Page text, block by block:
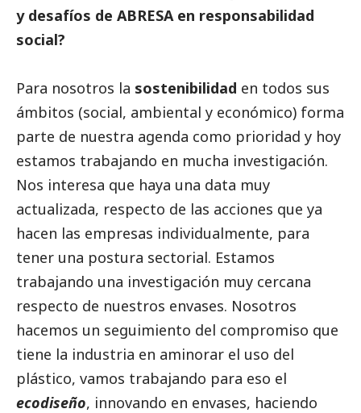
y desafíos de ABRESA en responsabilidad
social?
Para nosotros la sostenibilidad en todos sus
ámbitos (social, ambiental y económico) forma
parte de nuestra agenda como prioridad y hoy
estamos trabajando en mucha investigación.
Nos interesa que haya una data muy
actualizada, respecto de las acciones que ya
hacen las empresas individualmente, para
tener una postura sectorial. Estamos
trabajando una investigación muy cercana
respecto de nuestros envases. Nosotros
hacemos un seguimiento del compromiso que
tiene la industria en aminorar el uso del
plástico, vamos trabajando para eso el
ecodiseño, innovando en envases, haciendo